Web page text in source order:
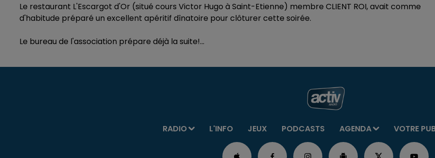
Le restaurant L'Escargot d'Or (situé cours Victor Hugo à Saint-Etienne) membre CLIENT ROI, avait comme
d'habitude préparé un excellent apéritif dînatoire pour clôturer cette soirée.
Le bureau de l'association prépare déjà la suite!...
RADIO L'INFO JEUX PODCASTS AGENDA VOTRE